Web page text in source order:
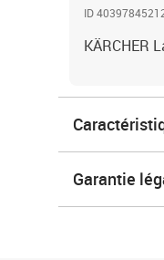
ID
KÄRCHER
Garantie